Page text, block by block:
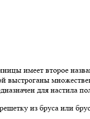
имеет второе
выстроганы
для настила
из бруса или